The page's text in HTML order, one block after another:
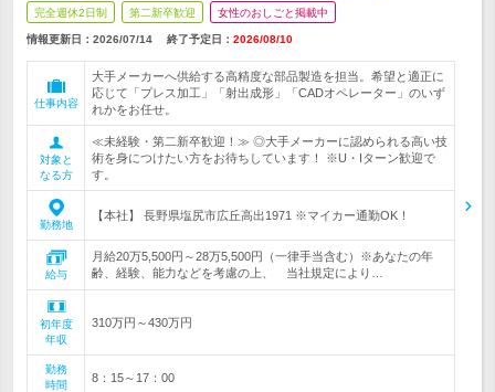
完全週休2日制 第二新卒歓迎 女性のおしごと掲載中
情報更新日：2026/07/14 終了予定日： 2026/08/10
仕事内容
大手メーカーへ供給する高精度な部品製造を担当。希望と適正に
応じて「プレス加工」「射出成形」「CADオペレーター」のいず
れかをお任せ。
対象と
なる方
≪未経験・第二新卒歓迎！≫ ◎大手メーカーに認められる高い技
術を身につけたい方をお待ちしています！ ※U・Iターン歓迎で
す。
勤務地
【本社】 長野県塩尻市広丘高出1971 ※マイカー通勤OK！
給与
月給20万5,500円～28万5,500円（一律手当含む）※あなたの年
齢、経験、能力などを考慮の上、 当社規定により…
初年度
年収
310万円～430万円
勤務
時間
8：15～17：00